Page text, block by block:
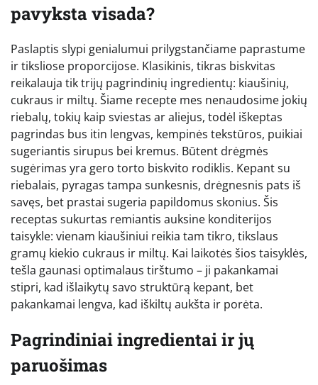
pavyksta visada?
Paslaptis slypi genialumui prilygstančiame paprastume
ir tiksliose proporcijose. Klasikinis, tikras biskvitas
reikalauja tik trijų pagrindinių ingredientų: kiaušinių,
cukraus ir miltų. Šiame recepte mes nenaudosime jokių
riebalų, tokių kaip sviestas ar aliejus, todėl iškeptas
pagrindas bus itin lengvas, kempinės tekstūros, puikiai
sugeriantis sirupus bei kremus. Būtent drėgmės
sugėrimas yra gero torto biskvito rodiklis. Kepant su
riebalais, pyragas tampa sunkesnis, drėgnesnis pats iš
savęs, bet prastai sugeria papildomus skonius. Šis
receptas sukurtas remiantis auksine konditerijos
taisykle: vienam kiaušiniui reikia tam tikro, tikslaus
gramų kiekio cukraus ir miltų. Kai laikotės šios taisyklės,
tešla gaunasi optimalaus tirštumo – ji pakankamai
stipri, kad išlaikytų savo struktūrą kepant, bet
pakankamai lengva, kad iškiltų aukšta ir porėta.
Pagrindiniai ingredientai ir jų
paruošimas